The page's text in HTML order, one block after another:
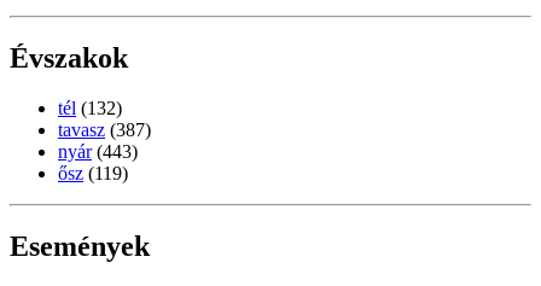
Évszakok
tél (132)
tavasz (387)
nyár (443)
ősz (119)
Események